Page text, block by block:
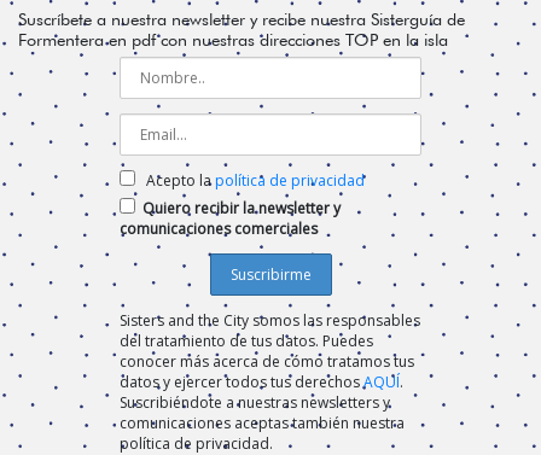
Suscríbete a nuestra newsletter y recibe nuestra Sisterguía de
Formentera en pdf con nuestras direcciones TOP en la isla
Acepto lapolítica de privacidad
Quiero recibir la newsletter y
comunicaciones comerciales
Sisters and the City somos las responsables
del tratamiento de tus datos. Puedes
conocer más acerca de cómo tratamos tus
datos y ejercer todos tus derechosAQUÍ.
Suscribiéndote a nuestras newsletters y
comunicaciones aceptas también nuestra
política de privacidad.